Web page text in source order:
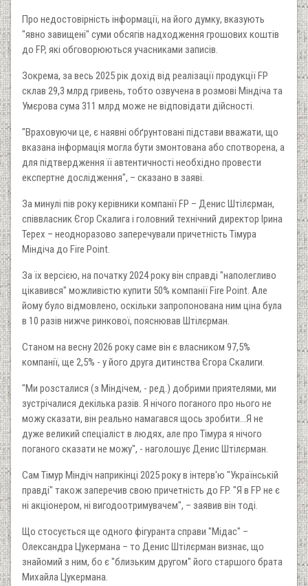
Про недостовірність інформації, на його думку, вказують
"явно завищені" суми обсягів надходження грошових коштів
до FP, які обговорюються учасниками записів.
Зокрема, за весь 2025 рік дохід від реалізації продукції FP
склав 29,3 млрд гривень, тобто озвучена в розмові Міндіча та
Умєрова сума 311 млрд може не відповідати дійсності.
"Враховуючи це, є наявні обґрунтовані підстави вважати, що
вказана інформація могла бути змонтована або спотворена, а
для підтвердження її автентичності необхідно провести
експертне дослідження", – сказано в заяві.
За минулі пів року керівники компанії FP – Денис Штілєрман,
співвласник Єгор Скалига і головний технічний директор Ірина
Терех – неодноразово заперечували причетність Тімура
Міндіча до Fire Point.
За їх версією, на початку 2024 року він справді "наполегливо
цікавився" можливістю купити 50% компанії Fire Point. Але
йому було відмовлено, оскільки запропонована ним ціна була
в 10 разів нижче ринкової, пояснював Штілєрман.
Станом на весну 2026 року саме він є власником 97,5%
компанії, ще 2,5% - у його друга дитинства Єгора Скалиги.
"Ми розсталися (з Міндічем, - ред.) добрими приятелями, ми
зустрічалися декілька разів. Я нічого поганого про нього не
можу сказати, він реально намагався щось зробити...Я не
дуже великий спеціаліст в людях, але про Тімура я нічого
поганого сказати не можу", - наголошує Денис Штілєрман.
Сам Тімур Міндіч наприкінці 2025 року в інтерв'ю "Українській
правді" також заперечив свою причетність до FP. "Я в FP не є
ні акціонером, ні вигодоотримувачем", – заявив він тоді.
Що стосується ще одного фігуранта справи "Мідас" –
Олександра Цукермана – то Денис Штілєрман визнає, що
знайомий з ним, бо є "близьким другом" його старшого брата
Михайла Цукермана.